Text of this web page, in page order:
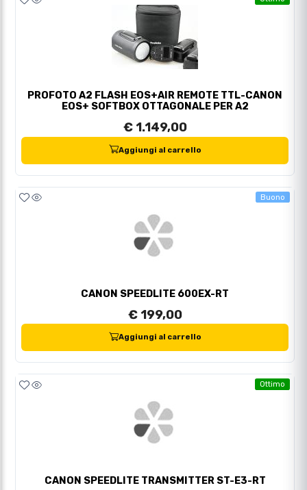
PROFOTO A2 FLASH EOS+AIR REMOTE TTL-CANON
EOS+ SOFTBOX OTTAGONALE PER A2
€ 1.149,00
Aggiungi al carrello
Buono
CANON SPEEDLITE 600EX-RT
€ 199,00
Aggiungi al carrello
Ottimo
CANON SPEEDLITE TRANSMITTER ST-E3-RT